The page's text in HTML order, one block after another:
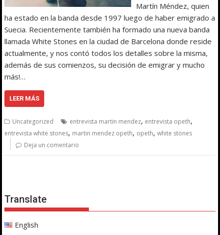
Martín Méndez, quien
ha estado en la banda desde 1997 luego de haber emigrado a
Suecia. Recientemente también ha formado una nueva banda
llamada White Stones en la ciudad de Barcelona donde reside
actualmente, y nos contó todos los detalles sobre la misma,
además de sus comienzos, su decisión de emigrar y mucho
más!…
LEER MÁS
Uncategorized entrevista martin mendez, entrevista opeth,
entrevista white stones, martin mendez opeth, opeth,white stones
Deja un comentario
Translate
English